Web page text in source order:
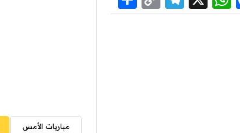
Link
مباريات الأمس